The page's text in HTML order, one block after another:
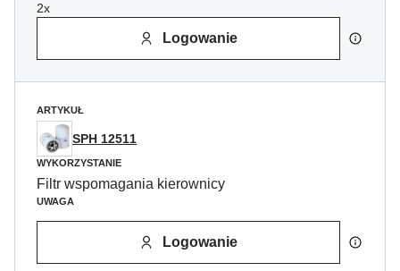
2x
Logowanie
ARTYKUŁ
SPH 12511
WYKORZYSTANIE
Filtr wspomagania kierownicy
UWAGA
Logowanie